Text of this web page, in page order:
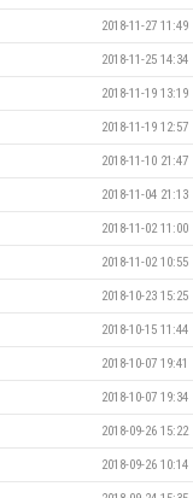
2018-11-27 11:49
2018-11-25 14:34
2018-11-19 13:19
2018-11-19 12:57
2018-11-10 21:47
2018-11-04 21:13
2018-11-02 11:00
2018-11-02 10:55
2018-10-23 15:25
2018-10-15 11:44
2018-10-07 19:41
2018-10-07 19:34
2018-09-26 15:22
2018-09-26 10:14